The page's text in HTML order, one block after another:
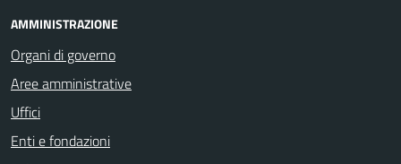
AMMINISTRAZIONE
Organi di governo
Aree amministrative
Uffici
Enti e fondazioni